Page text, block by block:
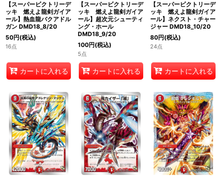
【スーパービクトリーデ
ッキ 燃えよ龍剣ガイア
ール】熱血龍バクアドル
ガン DMD18_8/20
50円(税込)
16点
カートに入れる
【スーパービクトリーデ
ッキ 燃えよ龍剣ガイア
ール】超次元シューティ
ング・ホール
DMD18_9/20
100円(税込)
5点
カートに入れる
【スーパービクトリーデ
ッキ 燃えよ龍剣ガイア
ール】ネクスト・チャー
ジャー DMD18_10/20
80円(税込)
24点
カートに入れる